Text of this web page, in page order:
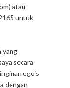
atau
untuk
yang
secara
egois
dengan